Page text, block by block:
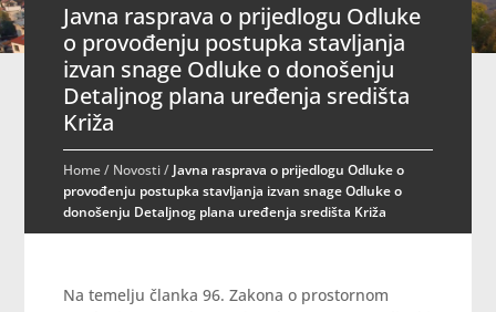
Javna rasprava o prijedlogu Odluke
o provođenju postupka stavljanja
izvan snage Odluke o donošenju
Detaljnog plana uređenja središta
Križa
Home/ Novosti/ Javna rasprava o prijedlogu Odluke o
provođenju postupka stavljanja izvan snage Odluke o
donošenju Detaljnog plana uređenja središta Križa
Na temelju članka 96. Zakona o prostornom